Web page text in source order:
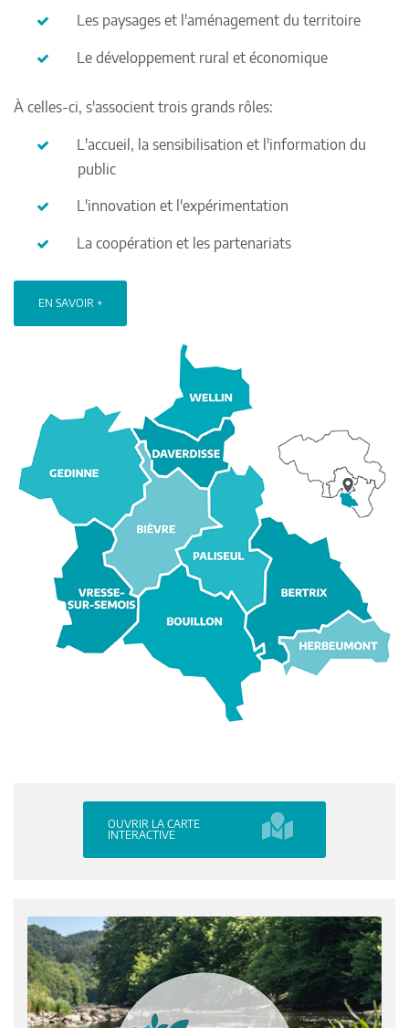
Les paysages et l'aménagement du territoire
Le développement rural et économique
À celles-ci, s'associent trois grands rôles:
L'accueil, la sensibilisation et l'information du
public
L'innovation et l'expérimentation
La coopération et les partenariats
EN SAVOIR +
OUVRIR LA CARTE
INTERACTIVE